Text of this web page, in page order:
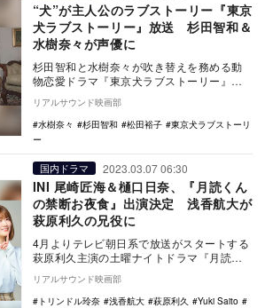
“犬”が主人公のラブストーリー『東京
犬ラブストーリー』放送 杉田智和＆
水樹奈々が声優に
杉田智和と水樹奈々が吹き替えを務める動
物恋愛ドラマ『東京犬ラブストーリー』
（読み：とうきょうわんらぶすとーりー）
が、フジテレビに…
リアルサウンド映画部
水樹奈々
杉田智和 松田裕子
東京犬ラブストーリ
ー
国内ドラマ 2023.03.07 06:30
INI 尾崎匠海＆樋口日奈、『月読くん
の禁断お夜食』出演決定 浅香航大が
萩原利久の兄役に
4月よりテレビ朝日系で放送がスタートする
萩原利久主演の土曜ナイトドラマ『月読く
んの禁断お夜食』に、浅香航大、尾崎匠
海、樋口日奈が…
リアルサウンド映画部
トリンドル玲奈
浅香航大 萩原利久
Yuki Saito